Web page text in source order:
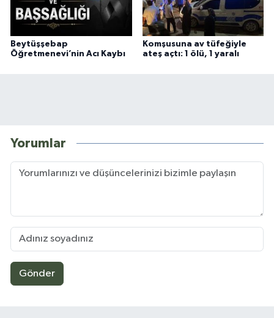
Beytüşşebap
Öğretmenevi’nin Acı Kaybı
Komşusuna av tüfeğiyle
ateş açtı: 1 ölü, 1 yaralı
Yorumlar
Gönder